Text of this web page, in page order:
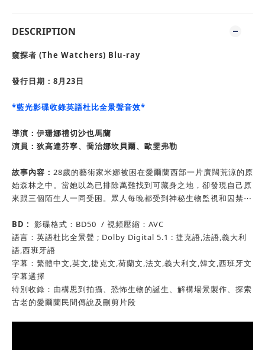
DESCRIPTION
窺探者 (The Watchers) Blu-ray
發行日期：8月23日
*藍光影碟收錄英語杜比全景聲音效*
導演：伊珊娜禮切沙也馬蘭
演員：狄高達芬寧、喬治娜坎貝爾、歐雯弗勒
故事內容： 28歲的藝術家米娜被困在愛爾蘭西部一片廣闊荒涼的原
始森林之中。當她以為已排除萬難找到可藏身之地，卻發現自己原
來跟三個陌生人一同受困。眾人每晚都受到神秘生物監視和囚禁⋯
BD : 影碟格式：BD50 / 視頻壓縮：AVC
語言：英語杜比全景聲 ; Dolby Digital 5.1 : 捷克語,法語,義大利
語,西班牙語
字幕：繁體中文,英文,捷克文,荷蘭文,法文,義大利文,韓文,西班牙文
字幕選擇
特別收錄：由構思到拍攝、恐怖生物的誕生、解構場景製作、探索
古老的愛爾蘭民間傳說及刪剪片段